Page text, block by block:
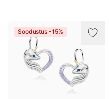
Soodustus -15%